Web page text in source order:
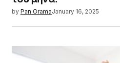
by Pan OramaJanuary 16, 2025